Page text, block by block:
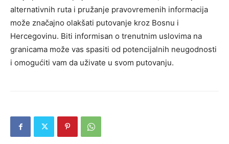
alternativnih ruta i pružanje pravovremenih informacija
može značajno olakšati putovanje kroz Bosnu i
Hercegovinu. Biti informisan o trenutnim uslovima na
granicama može vas spasiti od potencijalnih neugodnosti
i omogućiti vam da uživate u svom putovanju.